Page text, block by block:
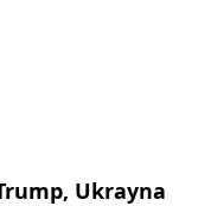
Ukrayna